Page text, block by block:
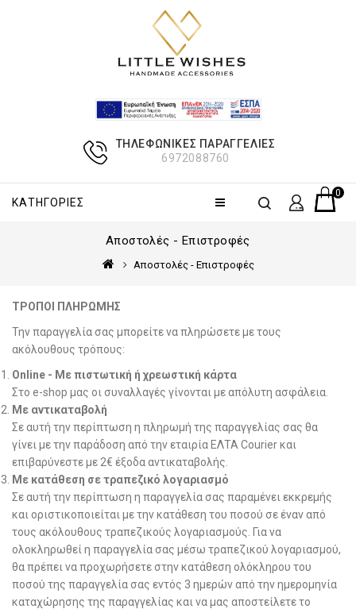
ΤΗΛΕΦΩΝΙΚΈΣ ΠΑΡΑΓΓΕΛΊΕΣ
6972088760
ΚΑΤΗΓΟΡΊΕΣ
0
Αποστολές - Επιστροφές
Αποστολές - Επιστροφές
ΤΡΟΠΟΙ ΠΛΗΡΩΜΗΣ
Την παραγγελία σας μπορείτε να πληρώσετε με τους
ακόλουθους τρόπους:
Online - Mε πιστωτική ή χρεωστική κάρτα
Στο e-shop μας οι συναλλαγές γίνονται με απόλυτη ασφάλεια.
Με αντικαταβολή
Σε αυτή την περίπτωση η πληρωμή της παραγγελίας σας θα
γίνει με την παράδοση από την εταιρία ΕΛΤΑ Courier και
επιβαρύνεστε με 2€ έξοδα αντικαταβολής.
Με κατάθεση σε τραπεζικό λογαριασμό
Σε αυτή την περίπτωση η παραγγελία σας παραμένει εκκρεμής
και οριστικοποιείται με την κατάθεση του ποσού σε έναν από
τους ακόλουθους τραπεζικούς λογαριασμούς. Για να
ολοκληρωθεί η παραγγελία σας μέσω τραπεζικού λογαριασμού,
θα πρέπει να προχωρήσετε στην κατάθεση ολόκληρου του
ποσού της παραγγελία σας εντός 3 ημερών από την ημερομηνία
καταχώρησης της παραγγελίας και να μας αποστείλετε το